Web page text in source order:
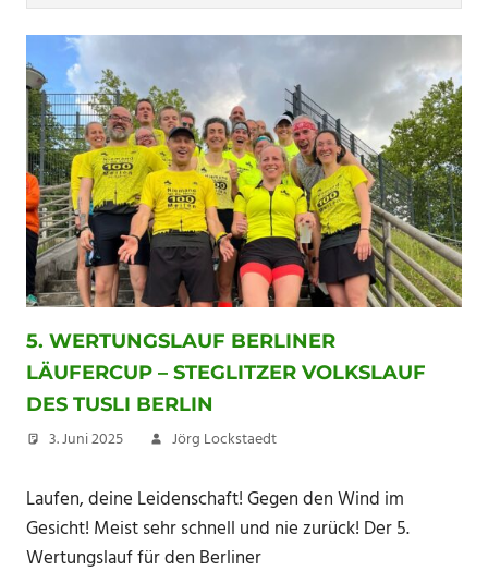
5. WERTUNGSLAUF BERLINER
LÄUFERCUP – STEGLITZER VOLKSLAUF
DES TUSLI BERLIN
3. Juni 2025 Jörg Lockstaedt
Laufen, deine Leidenschaft! Gegen den Wind im
Gesicht! Meist sehr schnell und nie zurück! Der 5.
Wertungslauf für den Berliner